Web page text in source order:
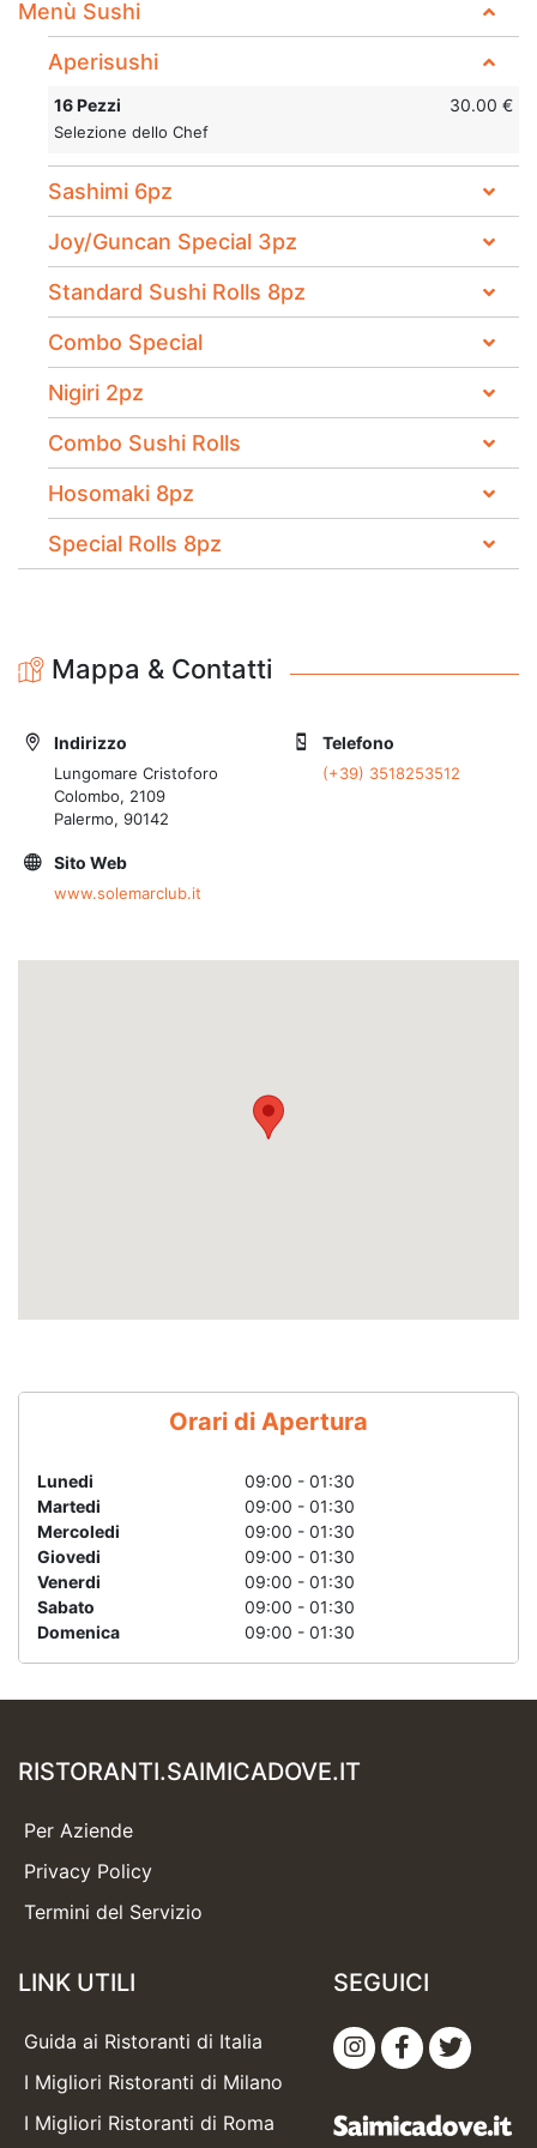
ricordo indimenticabile.
ristorante: è un luogo dove la passione per l'ospitalità
e l'alta cucina si incontrano, regalando emozioni e
sapori autentici in una cornice di rara bellezza. Un
indirizzo da non perdere per chi cerca un'esperienza
gastronomica completa e appagante nel capoluogo
siciliano.
Menù Sushi
Aperisushi
16 Pezzi
Selezione dello Chef
30.00 €
Sashimi 6pz
Joy/Guncan Special 3pz
Standard Sushi Rolls 8pz
Combo Special
Nigiri 2pz
Combo Sushi Rolls
Hosomaki 8pz
Special Rolls 8pz
Mappa & Contatti
Indirizzo
Lungomare Cristoforo
Colombo, 2109
Palermo, 90142
Telefono
(+39) 3518253512
Sito Web
www.solemarclub.it
Orari di Apertura
Lunedi
09:00 - 01:30
Martedi
09:00 - 01:30
Mercoledi
09:00 - 01:30
Giovedi
09:00 - 01:30
Venerdi
09:00 - 01:30
Sabato
09:00 - 01:30
Domenica
09:00 - 01:30
RISTORANTI.SAIMICADOVE.IT
Per Aziende
Privacy Policy
Termini del Servizio
LINK UTILI
Guida ai Ristoranti di Italia
I Migliori Ristoranti di Milano
I Migliori Ristoranti di Roma
SEGUICI